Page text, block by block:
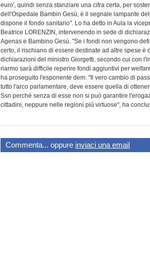
euro', quindi senza stanziare una cifra certa, per
dell'Ospedale Bambin Gesù, è il segnale lampante
dispone il fondo sanitario". Lo ha detto in Aula la
Beatrice LORENZIN , intervenendo in sede di
Agenas e Bambino Gesù. "Se i fondi non vengono
certo, il rischiano di essere destinate ad altre spese è
dichiarazioni del ministro Giorgetti, secondo cui con
riarmo sarà difficile reperire fondi aggiuntivi per
ha proseguito l'esponente dem. "Il vero cambio di
tutto l'arco parlamentare, deve essere quella di
Ssn perché senza di esse non si può garantire
cittadini, neppure nelle regioni più virtuose", ha
Commenta... oppure inviaci una email